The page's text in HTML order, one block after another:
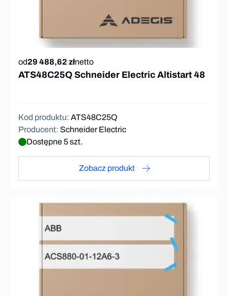
od29 488,62 złnetto
ATS48C25Q Schneider Electric Altistart 48
Kod produktu: ATS48C25Q
Producent: Schneider Electric
Dostępne 5 szt.
Zobacz produkt